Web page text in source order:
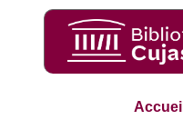
Accueil